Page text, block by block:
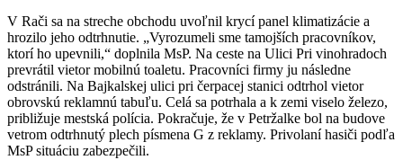
V Rači sa na streche obchodu uvoľnil krycí panel klimatizácie a
hrozilo jeho odtrhnutie. „Vyrozumeli sme tamojších pracovníkov,
ktorí ho upevnili,“ doplnila MsP. Na ceste na Ulici Pri vinohradoch
prevrátil vietor mobilnú toaletu. Pracovníci firmy ju následne
odstránili. Na Bajkalskej ulici pri čerpacej stanici odtrhol vietor
obrovskú reklamnú tabuľu. Celá sa potrhala a k zemi viselo železo,
približuje mestská polícia. Pokračuje, že v Petržalke bol na budove
vetrom odtrhnutý plech písmena G z reklamy. Privolaní hasiči podľa
MsP situáciu zabezpečili.